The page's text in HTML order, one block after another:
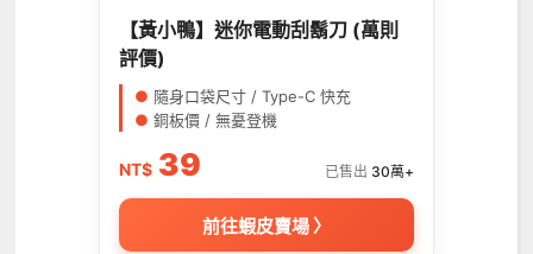
【黃小鴨】迷你電動刮鬍刀 (萬則
評價)
● 隨身口袋尺寸 / Type-C 快充
● 銅板價 / 無憂登機
NT$ 39 已售出 30萬+
前往蝦皮賣場 〉